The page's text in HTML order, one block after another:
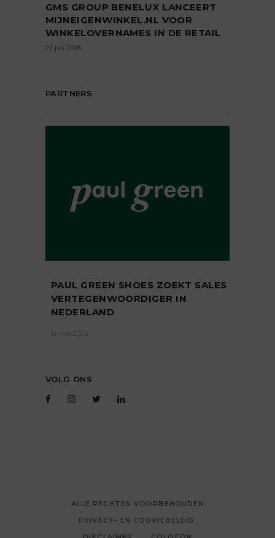
GMS GROUP BENELUX LANCEERT
MIJNEIGENWINKEL.NL VOOR
WINKELOVERNAMES IN DE RETAIL
22 juli 2026
PARTNERS
PAUL GREEN SHOES ZOEKT SALES
VERTEGENWOORDIGER IN
NEDERLAND
12 mei 2025
VOLG ONS
ALLE RECHTEN VOORBEHOUDEN
PRIVACY- EN COOKIEBELEID